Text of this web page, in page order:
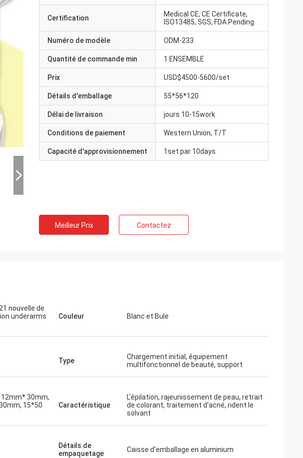
Certification
Medical CE, CE Certificate,
ISO13485, SGS, FDA Pending
Numéro de modèle ODM-233
Quantité de commande min 1 ENSEMBLE
Prix USD$4500-5600/set
Détails d'emballage 55*56*120
Délai de livraison jours 10-15work
Conditions de paiement Western Union, T/T
Capacité d'approvisionnement 1set par 10days
Meilleur Prix Contactez
nouvelle de
underarms
Couleur Blanc et Bule
Type
Chargement initial, équipement
multifonctionnel de beauté, support
30mm,
15*50
Caractéristique
L'épilation, rajeunissement de peau, retrait
de colorant, traitement d'acné, rident le
solvant
Détails de
empaquetage
Caisse d'emballage en aluminium